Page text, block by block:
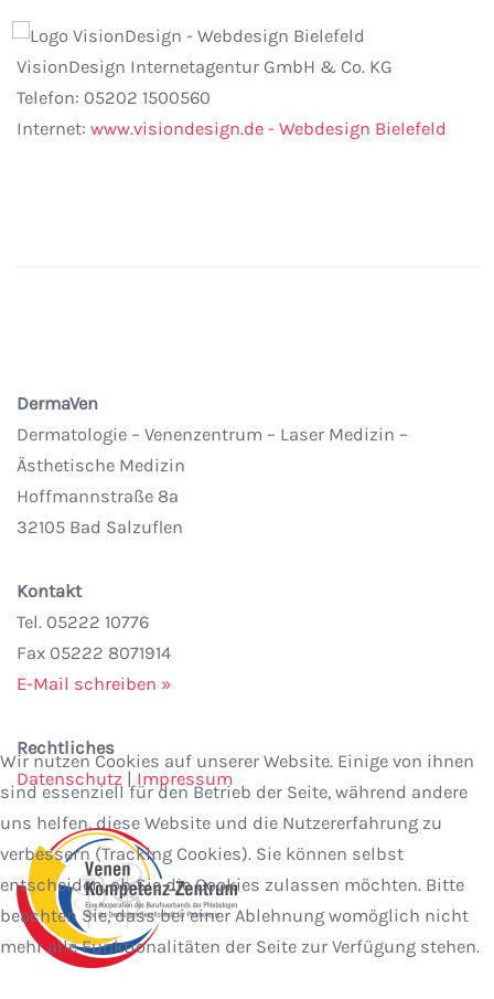
VisionDesign Internetagentur GmbH & Co. KG
Telefon: 05202 1500560
Internet: www.visiondesign.de - Webdesign Bielefeld
DermaVen
Dermatologie – Venenzentrum – Laser Medizin –
Ästhetische Medizin
Hoffmannstraße 8a
32105 Bad Salzuflen
Kontakt
Tel. 05222 10776
Fax 05222 8071914
E-Mail schreiben »
Rechtliches
Datenschutz | Impressum
Wir nutzen Cookies auf unserer Website. Einige von ihnen
sind essenziell für den Betrieb der Seite, während andere
uns helfen, diese Website und die Nutzererfahrung zu
verbessern (Tracking Cookies). Sie können selbst
entscheiden, ob Sie die Cookies zulassen möchten. Bitte
beachten Sie, dass bei einer Ablehnung womöglich nicht
mehr alle Funktionalitäten der Seite zur Verfügung stehen.